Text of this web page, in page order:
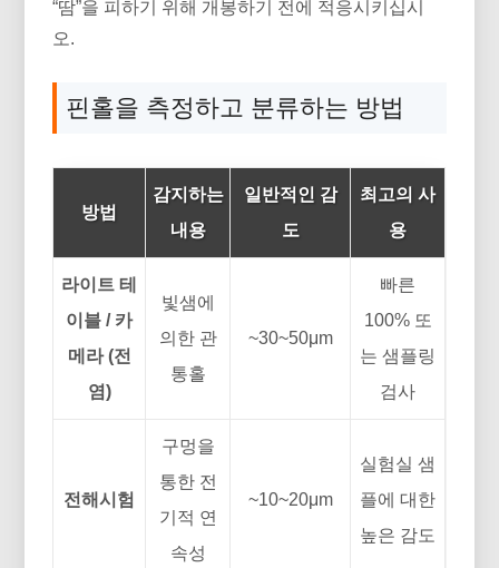
“땀”을 피하기 위해 개봉하기 전에 적응시키십시
오.
핀홀을 측정하고 분류하는 방법
방법
감지하는
내용
일반적인 감
도
최고의 사
용
라이트 테
이블 / 카
메라 (전
염)
빛샘에
의한 관
통홀
~30~50μm
빠른
100% 또
는 샘플링
검사
전해시험
구멍을
통한 전
기적 연
속성
~10~20μm
실험실 샘
플에 대한
높은 감도